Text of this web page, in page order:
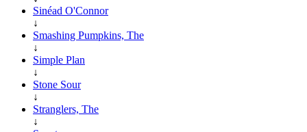
Sinéad O'Connor
↓
Smashing Pumpkins, The
↓
Simple Plan
↓
Stone Sour
↓
Stranglers, The
↓